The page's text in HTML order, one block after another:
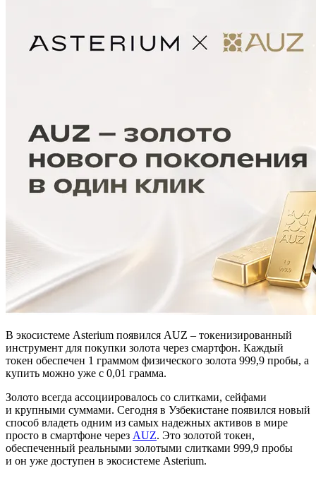
В экосистеме Asterium появился AUZ – токенизированный
инструмент для покупки золота через смартфон. Каждый
токен обеспечен 1 граммом физического золота 999,9 пробы, а
купить можно уже с 0,01 грамма.
Золото всегда ассоциировалось со слитками, сейфами
и крупными суммами. Сегодня в Узбекистане появился новый
способ владеть одним из самых надежных активов в мире
просто в смартфоне через AUZ. Это золотой токен,
обеспеченный реальными золотыми слитками 999,9 пробы
и он уже доступен в экосистеме Asterium.